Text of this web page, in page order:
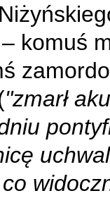
komuś
"zmarł